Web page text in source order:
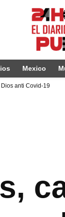
Mexico
anti Covid-19